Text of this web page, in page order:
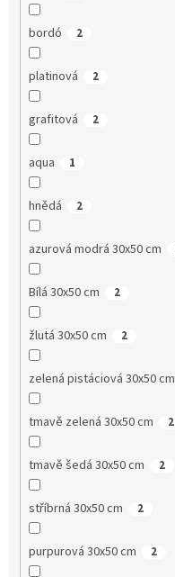
bordó 2
platinová 2
grafitová 2
aqua 1
hnědá 2
azurová modrá 30x50 cm
Bílá 30x50 cm 2
žlutá 30x50 cm 2
zelená pistáciová 30x50 cm
tmavě zelená 30x50 cm 2
tmavě šedá 30x50 cm 2
stříbrná 30x50 cm 2
purpurová 30x50 cm 2